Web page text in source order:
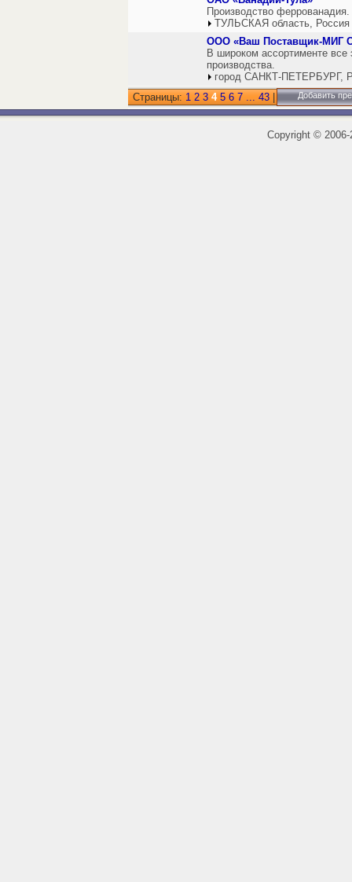
Производство феррованадия.
ТУЛЬСКАЯ область, Россия
ООО «Ваш Поставщик-МИГ
В широком ассортименте
производства.
город САНКТ-ПЕТЕРБУРГ,
Страницы: 1 2 3 4 5 6 7 ... 43 Добавить
Copyright ©